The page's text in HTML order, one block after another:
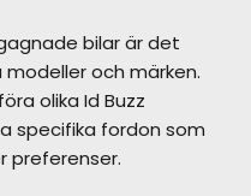
bilar är det
och märken.
olika Id Buzz
specifika fordon som
preferenser.